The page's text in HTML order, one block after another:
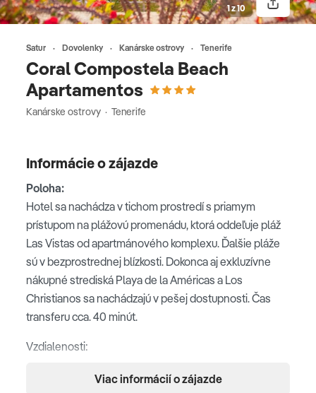
Satur Dovolenky Kanárske ostrovy Tenerife
Coral Compostela Beach
Apartamentos
Kanárske ostrovy · Tenerife
1 z 10
Informácie o zájazde
Poloha:
Hotel sa nachádza v tichom prostredí s priamym
prístupom na plážovú promenádu, ktorá oddeľuje pláž
Las Vistas od apartmánového komplexu. Ďalšie pláže
sú v bezprostrednej blízkosti. Dokonca aj exkluzívne
nákupné strediská Playa de la Américas a Los
Christianos sa nachádzajú v pešej dostupnosti. Čas
transferu cca. 40 minút.
Vzdialenosti:
Tenerife South Airport cca. 18 km, čas transferu na
Viac informácií o zájazde